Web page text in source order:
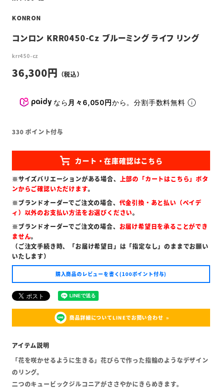
KONRON
コンロン KRR0450-Cz ブルーミング ライフ リング
krr450-cz
36,300
なら 月々6,050円から。分割手数料無料
330 ポイント付与
※サイズバリエーションがある場合、 上部の「カートはこちら」ボタ
ンからご確認いただけます。
※ブランドオーダーでご注文の場合、 代金引換・あと払い（ペイデ
ィ）以外のお支払い方法をお選びください。
※ブランドオーダーでご注文の場合、 お届け希望日を承ることができ
ません。
（ご注文手続き時、「お届け希望日」は「指定なし」のままでお願い
いたします）
購入商品のレビューを書く(100ポイント付与)
商品詳細についてLINEでお問い合わせ
「花を咲かせるように生きる」花びらで作った指輪のようなデザイン
のリング。
二つのキュービックジルコニアがささやかにきらめきます。